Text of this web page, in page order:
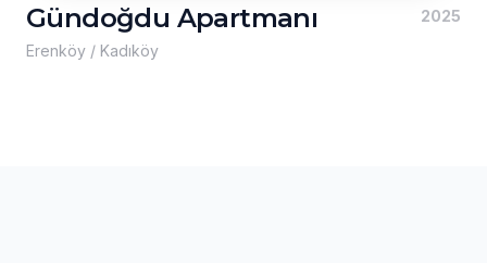
Gündoğdu Apartmanı
2025
Erenköy / Kadıköy